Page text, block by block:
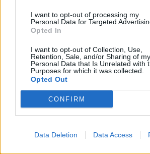
I want to opt-out of processing my
Personal Data for Targeted
Opted In
I want to opt-out of Collection, Use,
Retention, Sale, and/or Sharing of my
Personal Data that Is Unrelated with
Purposes for which it was collected.
Opted Out
CONFIRM
Data Deletion Data Access
Ricardo Carvalho
Related Posts